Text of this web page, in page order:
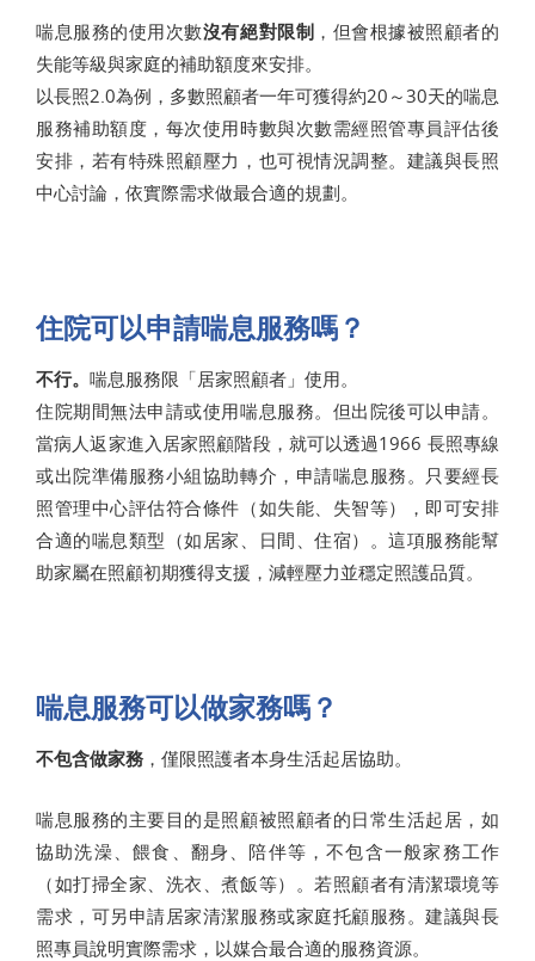
喘息服務的使用次數沒有絕對限制 ，但會根據被照顧者的
失能等級與家庭的補助額度來安排。
以長照2.0為例，多數照顧者一年可獲得約20～30天的喘息
服務補助額度，每次使用時數與次數需經照管專員評估後
安排，若有特殊照顧壓力，也可視情況調整。建議與長照
中心討論，依實際需求做最合適的規劃。
住院可以申請喘息服務嗎？
不行。 喘息服務限「居家照顧者」使用。
住院期間無法申請或使用喘息服務。但出院後可以申請。
當病人返家進入居家照顧階段，就可以透過1966 長照專線
或出院準備服務小組協助轉介，申請喘息服務。只要經長
照管理中心評估符合條件（如失能、失智等），即可安排
合適的喘息類型（如居家、日間、住宿）。這項服務能幫
助家屬在照顧初期獲得支援，減輕壓力並穩定照護品質。
喘息服務可以做家務嗎？
不包含做家務 ，僅限照護者本身生活起居協助。
喘息服務的主要目的是照顧被照顧者的日常生活起居，如
協助洗澡、餵食、翻身、陪伴等，不包含一般家務工作
（如打掃全家、洗衣、煮飯等）。若照顧者有清潔環境等
需求，可另申請居家清潔服務或家庭托顧服務。建議與長
照專員說明實際需求，以媒合最合適的服務資源。